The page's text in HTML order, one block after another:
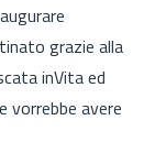
grazie alla
inVita ed
vorrebbe avere